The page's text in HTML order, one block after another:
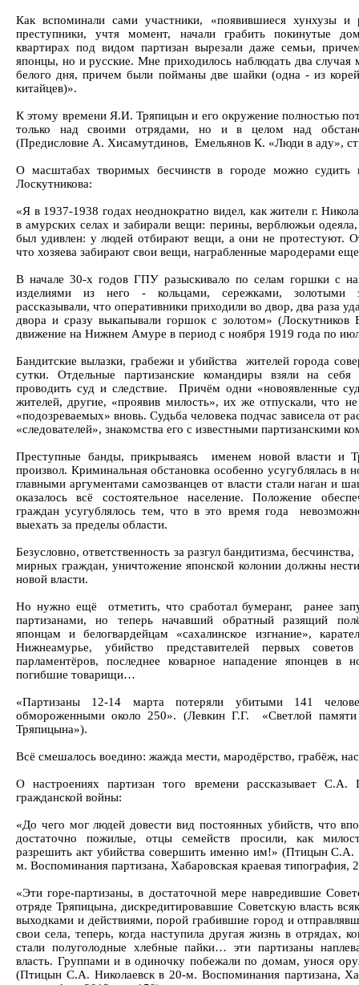
Как вспоминали сами участники, «появившиеся хунхузы и
преступники, учтя момент, начали грабить покинутые
квартирах под видом партизан вырезали даже семьи,
японцы, но и русские. Мне приходилось наблюдать два случая
белого дня, причем были пойманы две шайки (одна - из
китайцев)».
К этому времени Я.И. Тряпицын и его окружение полностью
только над своими отрядами, но и в целом над
(Предисловие А. Хисамутдинов, Емельянов К. «Люди в аду»,
О масштабах творимых бесчинств в городе можно
Лоскутникова:
«Я в 1937-1938 годах неоднократно видел, как жители г.
в амурских селах и забирали вещи: перины, верблюжьи
был удивлен: у людей отбирают вещи, а они не протестуют.
что хозяева забирают свои вещи, награбленные мародерами
В начале 30-х годов ГПУ разыскивало по селам горшки с
изделиями из него - кольцами, сережками, золотыми
рассказывали, что оперативники приходили во двор, два раза
двора и сразу выкапывали горшок с золотом» (Лоскутников
движение на Нижнем Амуре в период с ноября 1919 года по
Бандитские вылазки, грабежи и убийства жителей города
сутки. Отдельные партизанские командиры взяли на себя
проводить суд и следствие. Причём одни «новоявленные
жителей, другие, «проявив милость», их же отпускали, что не
«подозреваемых» вновь. Судьба человека подчас зависела от
«следователей», знакомства его с известными партизанскими
Преступные банды, прикрываясь именем новой власти и
произвол. Криминальная обстановка особенно усугублялась в
главными аргументами самозванцев от власти стали наган и
оказалось всё состоятельное население. Положение
граждан усугублялось тем, что в это время года
выехать за пределы области.
Безусловно, ответственность за разгул бандитизма,
мирных граждан, уничтожение японской колонии должны
новой власти.
Но нужно ещё отметить, что сработал бумеранг, ранее
партизанами, но теперь начавший обратный разящий
японцам и белогвардейцам «сахалинское изгнание»,
Нижнеамурье, убийство представителей первых
парламентёров, последнее коварное нападение японцев в
погибшие товарищи…
«Партизаны 12-14 марта потеряли убитыми 141
обмороженными около 250». (Левкин Г.Г. «Светлой памяти
Тряпицына»).
Всё смешалось воедино: жажда мести, мародёрство, грабёж,
О настроениях партизан того времени рассказывает С.А.
гражданской войны:
«До чего мог людей довести вид постоянных убийств, что
достаточно пожилые, отцы семейств просили, как
разрешить акт убийства совершить именно им!» (Птицын
м. Воспоминания партизана, Хабаровская краевая типография,
«Эти горе-партизаны, в достаточной мере навредившие
отряде Тряпицына, дискредитировавшие Советскую власть
выходками и действиями, порой грабившие город и
свои села, теперь, когда наступила другая жизнь в отрядах,
стали полуголодные хлебные пайки… эти партизаны
власть. Группами и в одиночку побежали по домам, унося
(Птицын С.А. Николаевск в 20-м. Воспоминания партизана,